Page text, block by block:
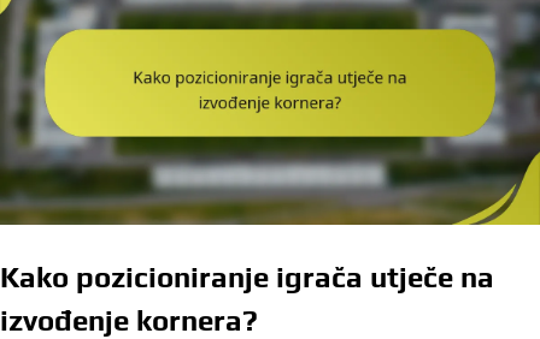
Kako pozicioniranje igrača utječe na
izvođenje kornera?